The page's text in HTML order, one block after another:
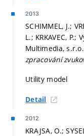
2013
SCHIMMEL, J.;
L.; KRKAVEC,
Multimedia,
zpracování
Utility model
Detail
2012
KRAJSA, O.;